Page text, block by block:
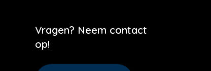
Vragen? Neem contact
op!